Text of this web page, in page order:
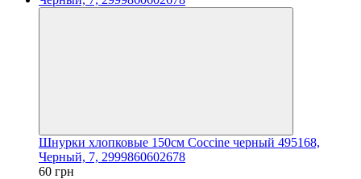
Шнурки хлопковые 150см Coccine черный 495168,
Черный, 7, 2999860602678
60 грн